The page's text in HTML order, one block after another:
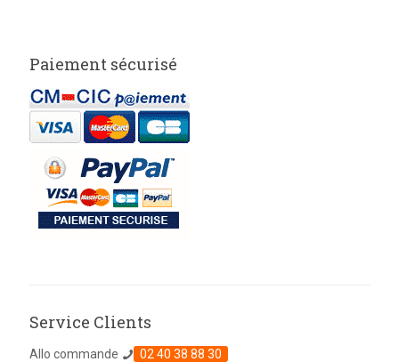
Paiement sécurisé
Service Clients
Allo commande
02 40 38 88 30